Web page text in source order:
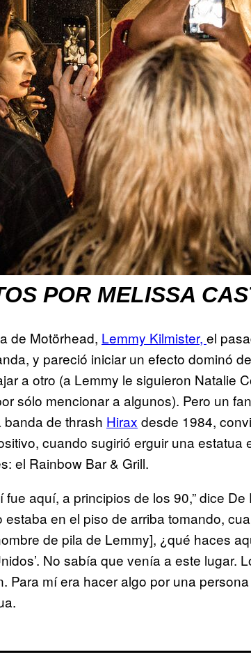
POR MELISSA
de Motörhead, Lemmy Kilmister, el
y pareció iniciar un efecto dominó
a otro (a Lemmy le siguieron Natalie
sólo mencionar a algunos). Pero un
de thrash Hirax desde 1984,
cuando sugirió erguir una estatua
el Rainbow Bar & Grill.
aquí, a principios de los 90,” dice De
en el piso de arriba tomando,
de pila de Lemmy], ¿qué haces
No sabía que venía a este lugar.
Para mí era hacer algo por una